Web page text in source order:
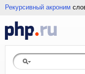
Рекурсивный акроним